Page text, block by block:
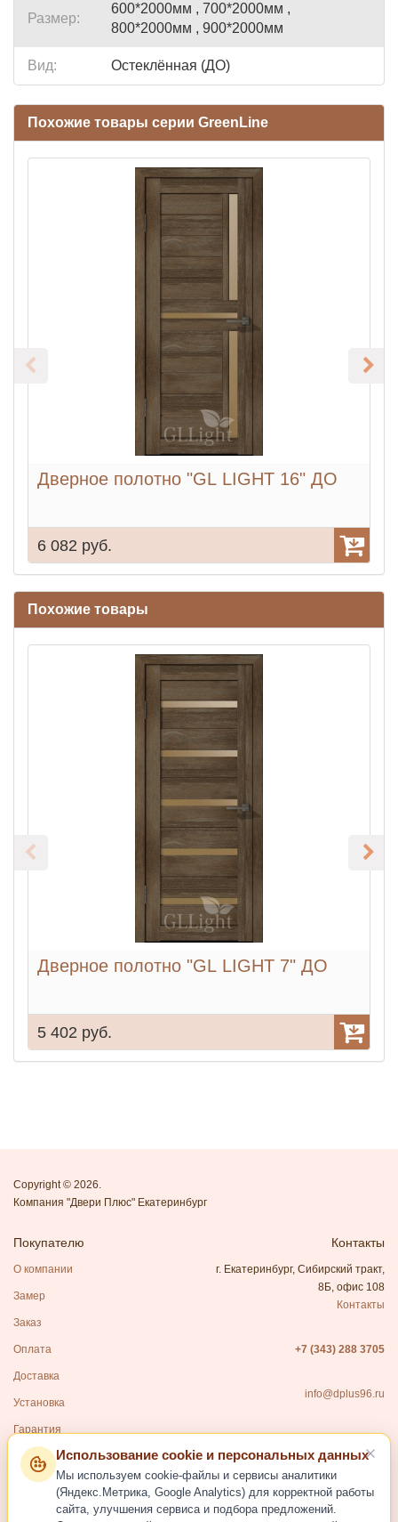
Размер:
600*2000мм , 700*2000мм ,
800*2000мм , 900*2000мм
Вид: Остеклённая (ДО)
Похожие товары серии GreenLine
Дверное полотно "GL LIGHT 16" ДО
6 082 руб.
Похожие товары
Дверное полотно "GL LIGHT 7" ДО
5 402 руб.
Copyright © 2026.
Компания "Двери Плюс" Екатеринбург
Покупателю
О компании
Замер
Заказ
Оплата
Доставка
Установка
Гарантия
Контакты
г. Екатеринбург, Сибирский тракт,
8Б, офис 108
Контакты
+7 (343) 288 3705
info@dplus96.ru
Каталог
Входные двери
Межкомнатные двери
Использование cookie и персональных данных
Мы используем cookie-файлы и сервисы аналитики
(Яндекс.Метрика, Google Analytics) для корректной работы
сайта, улучшения сервиса и подбора предложений.